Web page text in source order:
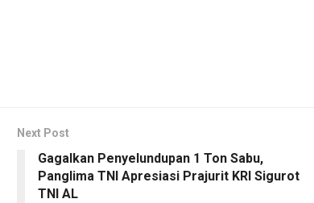
Next Post
Gagalkan Penyelundupan 1 Ton Sabu,
Panglima TNI Apresiasi Prajurit KRI Sigurot
TNI AL